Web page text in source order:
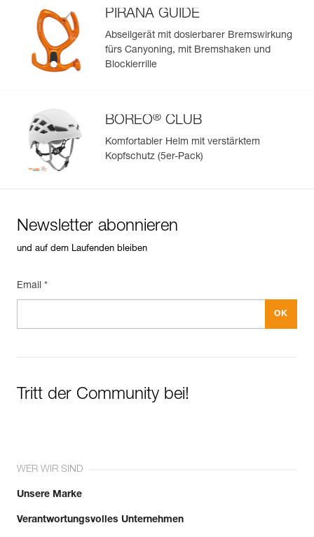
Falldämpfer. Diese Verbindungsmittel dürfen daher nur
verwendet werden, wenn in Sturzsituationen der
Sturzfaktor unter 1 liegt.
Ihrer vorhandenen PSA-Bestände.
Sehen Sie sich die Geschichte eines Produkts ab dem
Herstellungsdatum an.
PIRANA GUIDE
Abseilgerät mit dosierbarer Bremswirkung
fürs Canyoning, mit Bremshaken und
Blockierrille
BOREO® CLUB
Komfortabler Helm mit verstärktem
Kopfschutz (5er-Pack)
Newsletter abonnieren
und auf dem Laufenden bleiben
Email *
Tritt der Community bei!
WER WIR SIND
Unsere Marke
Verantwortungsvolles Unternehmen